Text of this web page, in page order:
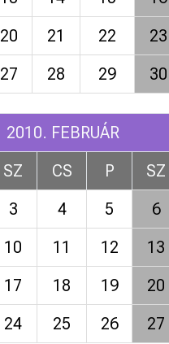
20 21 22 23
27 28 29 30
2010. FEBRUÁR
SZ CS P SZ
3 4 5 6
10 11 12 13
17 18 19 20
24 25 26 27